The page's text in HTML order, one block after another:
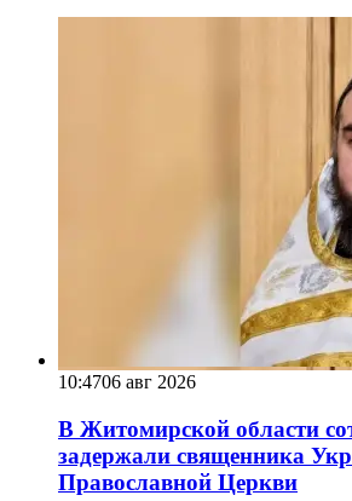
10:4706 авг 2026
В Житомирской области
задержали священника
Православной Церкви